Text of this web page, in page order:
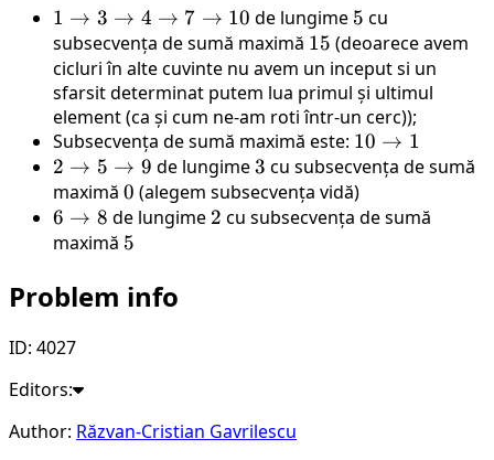
1
\rightarrow
3
\rightarrow
4
\rightarrow
7
\rightarrow
10
1 → 3 → 4 → 7 → 10 de lungime 5
5 cu
subsecvența de sumă maximă 15
15 (deoarece avem
cicluri în alte cuvinte nu avem un inceput si un
sfarsit determinat putem lua primul și ultimul
element (ca și cum ne-am roti într-un cerc));
Subsecvența de sumă maximă este: 10
\rightarrow
1
10 → 1
2
\rightarrow
5
\rightarrow
2 → 5 → 9 de lungime3
3 cu subsecvența de sumă
maximă 0
0 (alegem subsecvența vidă)
6
\rightarrow
6 → 8 de lungime 2
2 cu subsecvența de sumă
maximă 5
5
Problem info
ID: 4027
Editors:
Author: Răzvan-Cristian Gavrilescu